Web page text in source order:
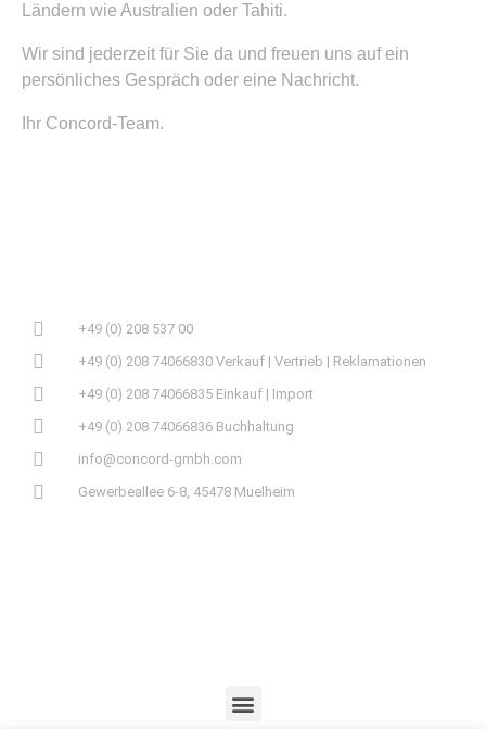
Ländern wie Australien oder Tahiti.
Wir sind jederzeit für Sie da und freuen uns auf ein
persönliches Gespräch oder eine Nachricht.
Ihr Concord-Team.
+49 (0) 208 537 00
+49 (0) 208 74066830 Verkauf | Vertrieb | Reklamationen
+49 (0) 208 74066835 Einkauf | Import
+49 (0) 208 74066836 Buchhaltung
info@concord-gmbh.com
Gewerbeallee 6-8, 45478 Muelheim